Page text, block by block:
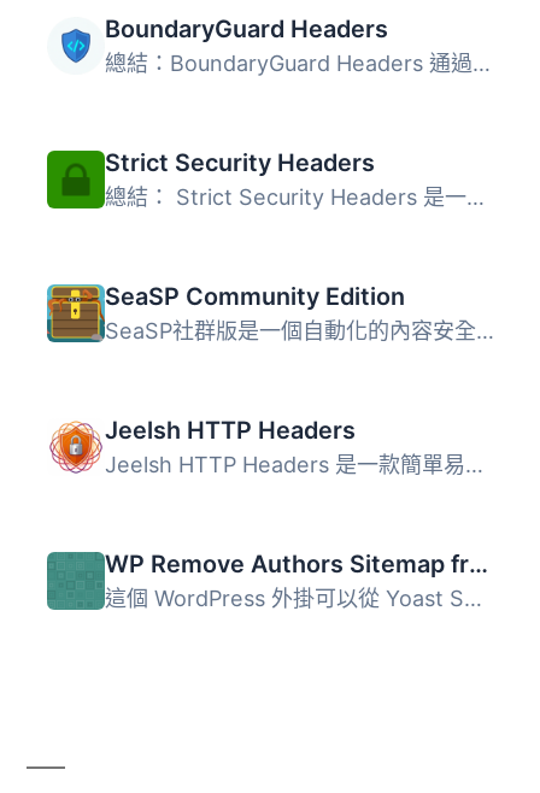
BoundaryGuard Headers
總結：BoundaryGuard Headers 通過強化現代 HTTP 安全標頭，...
Strict Security Headers
總結： Strict Security Headers 是一個簡單且輕量級的 WordP...
SeaSP Community Edition
SeaSP社群版是一個自動化的內容安全性政策管理器。SeaSP允許...
Jeelsh HTTP Headers
Jeelsh HTTP Headers 是一款簡單易用的 WordPress 外掛，讓使...
WP Remove Authors Sitemap from Yoast SEO
這個 WordPress 外掛可以從 Yoast SEO 網站地圖中移除作者。 ...